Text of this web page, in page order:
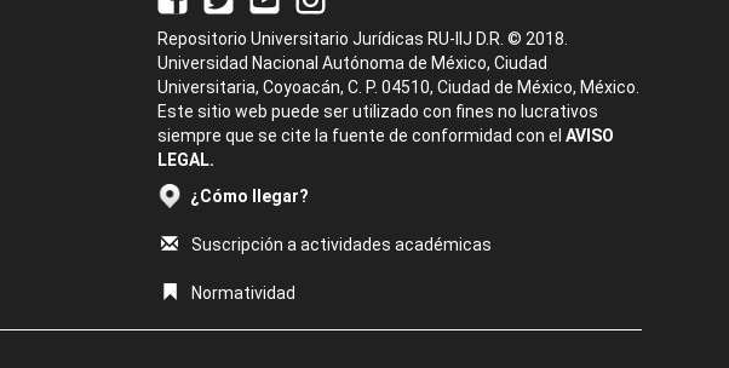
Repositorio Universitario Jurídicas RU-IIJ D.R. © 2018.
Universidad Nacional Autónoma de México, Ciudad
Universitaria, Coyoacán, C. P. 04510, Ciudad de México, México.
Este sitio web puede ser utilizado con fines no lucrativos
siempre que se cite la fuente de conformidad con el AVISO
LEGAL.
¿Cómo llegar?
Suscripción a actividades académicas
Normatividad